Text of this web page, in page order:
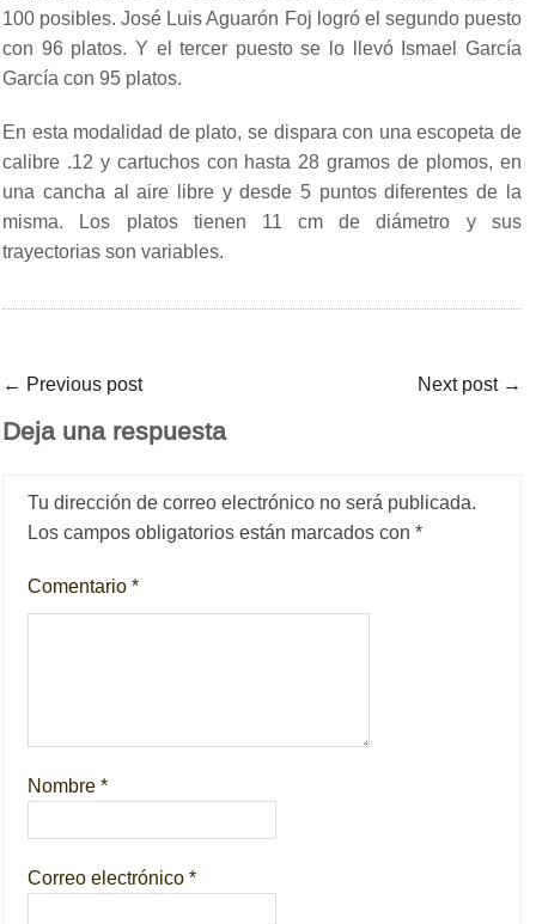
100 posibles. José Luis Aguarón Foj logró el segundo puesto
con 96 platos. Y el tercer puesto se lo llevó Ismael García
García con 95 platos.
En esta modalidad de plato, se dispara con una escopeta de
calibre .12 y cartuchos con hasta 28 gramos de plomos, en
una cancha al aire libre y desde 5 puntos diferentes de la
misma. Los platos tienen 11 cm de diámetro y sus
trayectorias son variables.
← Previous post Next post →
Deja una respuesta
Tu dirección de correo electrónico no será publicada.
Los campos obligatorios están marcados con*
Comentario*
Nombre*
Correo electrónico*